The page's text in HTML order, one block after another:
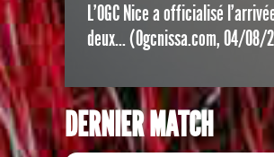
L’OGC Nice a officialisé
deux... (Ogcnissa.com, 04/08/
DERNIER MATCH